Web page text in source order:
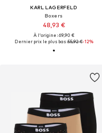
KARL LAGERFELD
Boxers
48,93 €
À l'origine : 69,90 €
Dernier prix le plus bas :55,92 €-12%